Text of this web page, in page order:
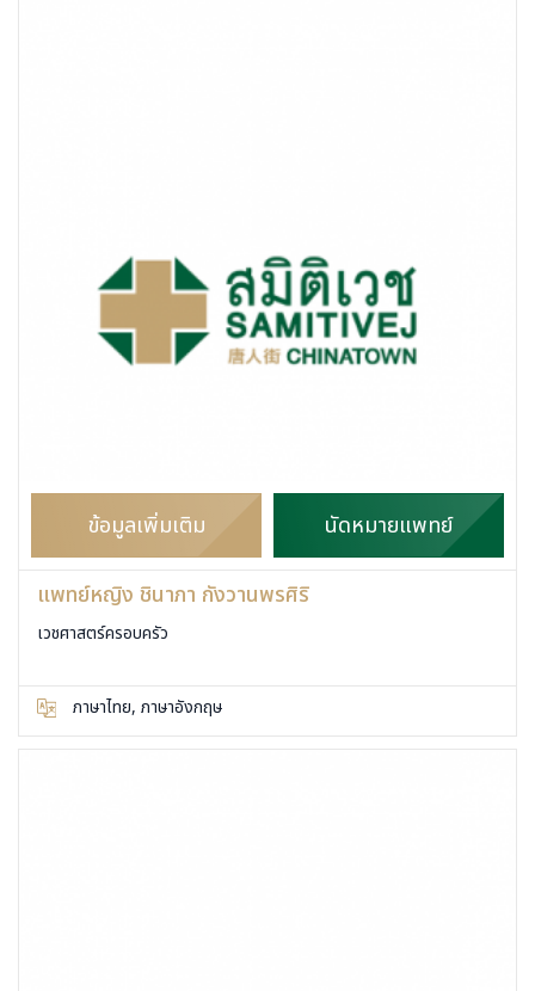
ข้อมูลเพิ่มเติม นัดหมายแพทย์
แพทย์หญิง ชินาภา กังวานพรศิริ
เวชศาสตร์ครอบครัว
ภาษาไทย, ภาษาอังกฤษ